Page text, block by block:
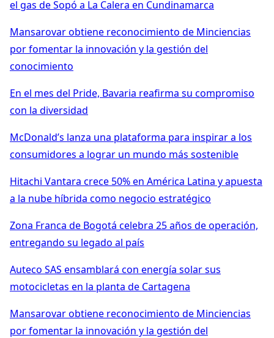
el gas de Sopó a La Calera en Cundinamarca
Mansarovar obtiene reconocimiento de Minciencias
por fomentar la innovación y la gestión del
conocimiento
En el mes del Pride, Bavaria reafirma su compromiso
con la diversidad
McDonald’s lanza una plataforma para inspirar a los
consumidores a lograr un mundo más sostenible
Hitachi Vantara crece 50% en América Latina y apuesta
a la nube híbrida como negocio estratégico
Zona Franca de Bogotá celebra 25 años de operación,
entregando su legado al país
Auteco SAS ensamblará con energía solar sus
motocicletas en la planta de Cartagena
Mansarovar obtiene reconocimiento de Minciencias
por fomentar la innovación y la gestión del